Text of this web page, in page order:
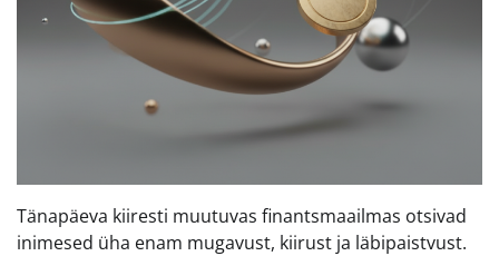
Tänapäeva kiiresti muutuvas finantsmaailmas otsivad
inimesed üha enam mugavust, kiirust ja läbipaistvust.